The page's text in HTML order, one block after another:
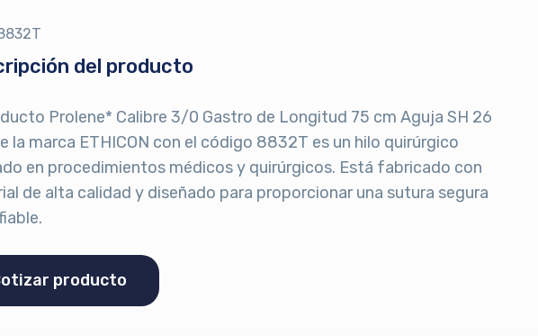
del producto
Prolene* Calibre 3/0 Gastro de Longitud 75 cm Aguja SH 26
la marca ETHICON con el código 8832T es un hilo quirúrgico
en procedimientos médicos y quirúrgicos. Está fabricado con
de alta calidad y diseñado para proporcionar una sutura segura
producto